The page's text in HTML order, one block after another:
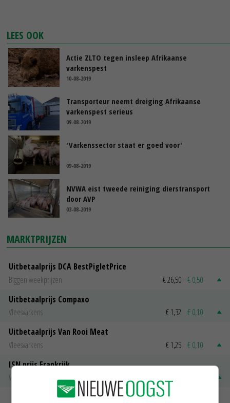
LEES OOK
Actie ZLTO tegen insleep Afrikaanse
varkenspest
10-08-2019
Transporteur neemt dreiging Afrikaanse
varkenspest serieus
09-08-2019
'Varkenssector staat er goed voor'
09-08-2019
NVWA eist tweede reiniging dierstransport
door AVP
03-08-2019
MARKTPRIJZEN
Uitbetaalprijs DCA BestPigletPrice
Biggen weekprijzen
€ 26,50 € 0,50
Uitbetaalprijs Compaxo
Vleesvarkens
€ 1,32 € 0,10
Uitbetaalprijs Van Rooi Meat
Vleesvarkens
€ 1,25 € 0,10
ISN prijs Frankrijk
Vleesvarkens